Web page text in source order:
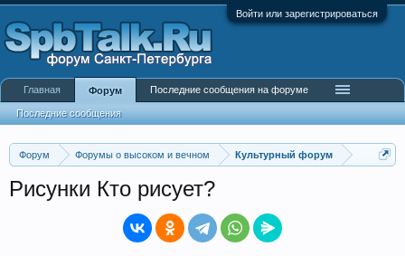
Войти или зарегистрироваться
Форум Форумы о высоком и вечном Культурный форум
Рисунки Кто рисует?
Главная Форум
Последние сообщения
Последние сообщения на форуме